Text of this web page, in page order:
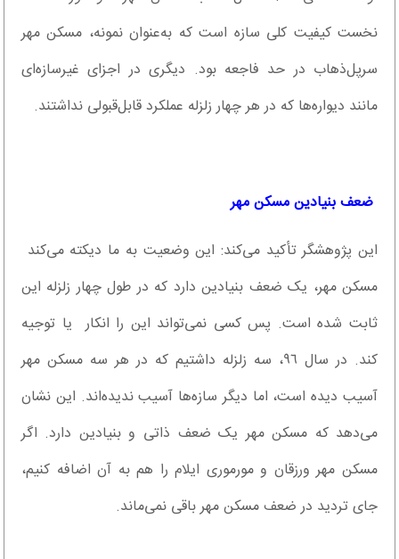
نخست کیفیت کلی سازه است که به‌عنوان نمونه، مسکن مهر
سرپل‌ذهاب در حد فاجعه بود. دیگری در اجزای غیرسازه‌ای
مانند دیواره‌ها که در هر چهار زلزله عملکرد قابل‌قبولی نداشتند.
‌ ضعف بنیادین مسکن مهر
این پژوهشگر تأکید می‌کند: این وضعیت به ما دیکته می‌کند
مسکن مهر، یک ضعف بنیادین دارد که در طول چهار زلزله این
ثابت شده است. پس کسی نمی‌تواند این را انکار یا توجیه
کند. در سال ٩٦، سه زلزله داشتیم که در هر سه مسکن مهر
آسیب دیده است، اما دیگر سازه‌ها آسیب ندیده‌اند. این نشان
می‌دهد که مسکن مهر یک ضعف ذاتی و بنیادین دارد. اگر
مسکن مهر ورزقان و مورموری ایلام را هم به آن اضافه کنیم،
جای تردید در ضعف مسکن مهر باقی نمی‌ماند.